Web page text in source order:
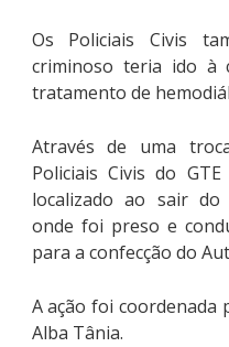
Os Policiais Civis
criminoso teria ido à
tratamento de
Através de uma
Policiais Civis do
localizado ao sair do
onde foi preso e
para a confecção do
A ação foi coordenada
Alba Tânia.